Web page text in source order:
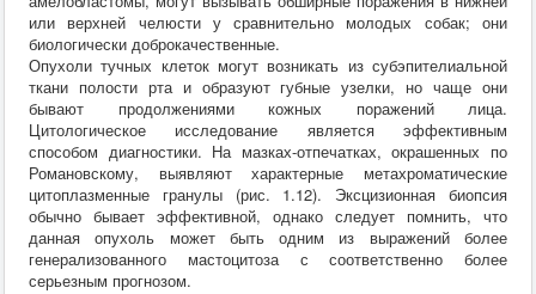
или верхней челюсти у сравнительно молодых собак; они
биологически доброкачественные.
Опухоли тучных клеток могут возникать из субэпителиальной
ткани полости рта и образуют губные узелки, но чаще они
бывают продолжениями кожных поражений лица.
Цитологическое исследование является эффективным
способом диагностики. На мазках-отпечатках, окрашенных по
Романовскому, выявляют характерные метахроматические
цитоплазменные гранулы (рис. 1.12). Эксцизионная биопсия
обычно бывает эффективной, однако следует помнить, что
данная опухоль может быть одним из выражений более
генерализованного мастоцитоза с соответственно более
серьезным прогнозом.